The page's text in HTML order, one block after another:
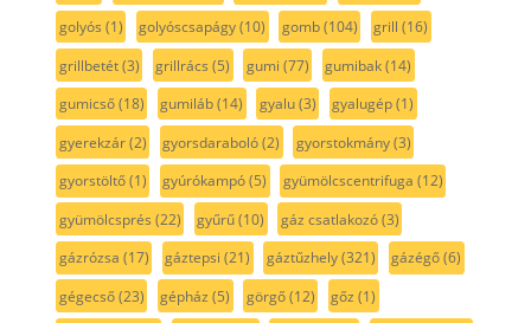
golyós (1) golyóscsapágy(10) gomb(104) grill (16)
grillbetét(3) grillrács (5) gumi (77) gumibak(14)
gumicső(18) gumiláb(14) gyalu(3) gyalugép(1)
gyerekzár(2) gyorsdaraboló(2) gyorstokmány(3)
gyorstöltő(1) gyúrókampó(5) gyümölcscentrifuga (12)
gyümölcsprés (22) gyűrű(10) gáz csatlakozó(3)
gázrózsa (17) gáztepsi (21) gáztűzhely(321) gázégő(6)
gégecső(23) gépház (5) görgő(12) gőz (1)